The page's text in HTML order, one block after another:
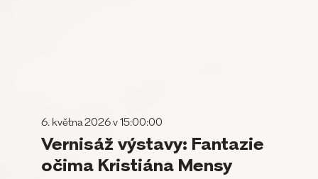
6. května 2026 v 15:00:00
Vernisáž výstavy: Fantazie
očima Kristiána Mensy